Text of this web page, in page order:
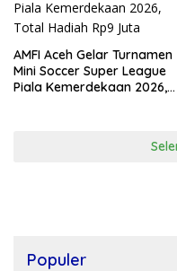
AMFI Aceh Gelar Turnamen
Mini Soccer Super League
Piala Kemerdekaan 2026,
Populer